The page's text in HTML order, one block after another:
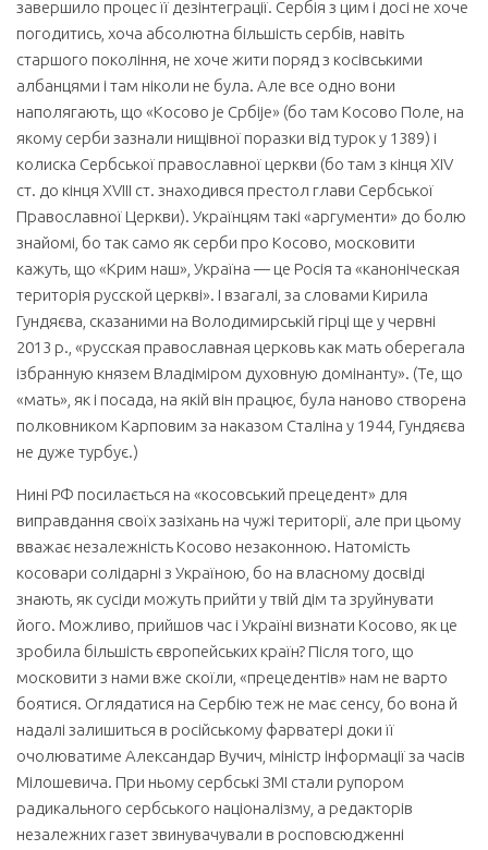
завершило процес її дезінтеграції. Сербія з цим і досі не хоче
погодитись, хоча абсолютна більшість сербів, навіть
старшого покоління, не хоче жити поряд з косівськими
албанцями і там ніколи не була. Але все одно вони
наполягають, що «Косово jе Србіjе» (бо там Косово Поле, на
якому серби зазнали нищівної поразки від турок у 1389) і
колиска Сербської православної церкви (бо там з кінця XIV
ст. до кінця XVIII ст. знаходився престол глави Сербської
Православної Церкви). Українцям такі «аргументи» до болю
знайомі, бо так само як серби про Косово, московити
кажуть, що «Крим наш», Україна — це Росія та «каноніческая
територія русской церкві». І взагалі, за словами Кирила
Гундяєва, сказаними на Володимирській гірці ще у червні
2013 р., «русская православная церковь как мать оберегала
ізбранную князем Владіміром духовную домінанту». (Те, що
«мать», як і посада, на якій він працює, була наново створена
полковником Карповим за наказом Сталіна у 1944, Гундяєва
не дуже турбує.)
Нині РФ посилається на «косовський прецедент» для
виправдання своїх зазіхань на чужі території, але при цьому
вважає незалежність Косово незаконною. Натомість
косовари солідарні з Україною, бо на власному досвіді
знають, як сусіди можуть прийти у твій дім та зруйнувати
його. Можливо, прийшов час і Україні визнати Косово, як це
зробила більшість європейських країн? Після того, що
московити з нами вже скоїли, «прецедентів» нам не варто
боятися. Оглядатися на Сербію теж не має сенсу, бо вона й
надалі залишиться в російському фарватері доки її
очолюватиме Александар Вучич, міністр інформації за часів
Мілошевича. При ньому сербські ЗМІ стали рупором
радикального сербського націоналізму, а редакторів
незалежних газет звинувачували в росповсюдженні